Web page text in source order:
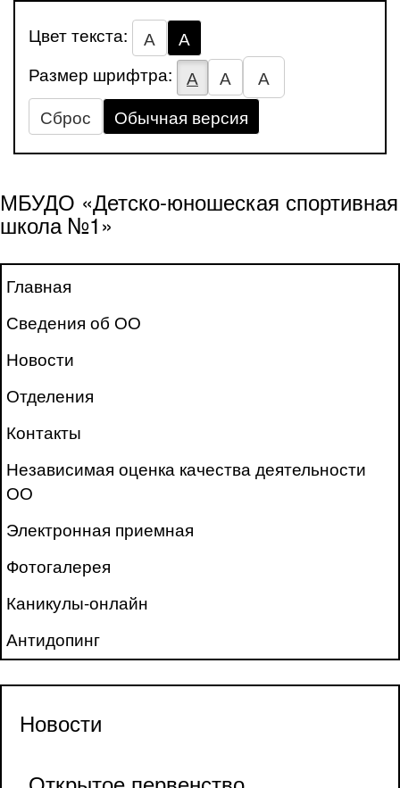
Цвет текста: А
А
Размер шрифтра:
А А
А
Сброс
Обычная версия
МБУДО «Детско-юношеская спортивная
школа №1»
Главная
Сведения об ОО
Новости
Отделения
Контакты
Независимая оценка качества деятельности
ОО
Электронная приемная
Фотогалерея
Каникулы-онлайн
Антидопинг
Новости